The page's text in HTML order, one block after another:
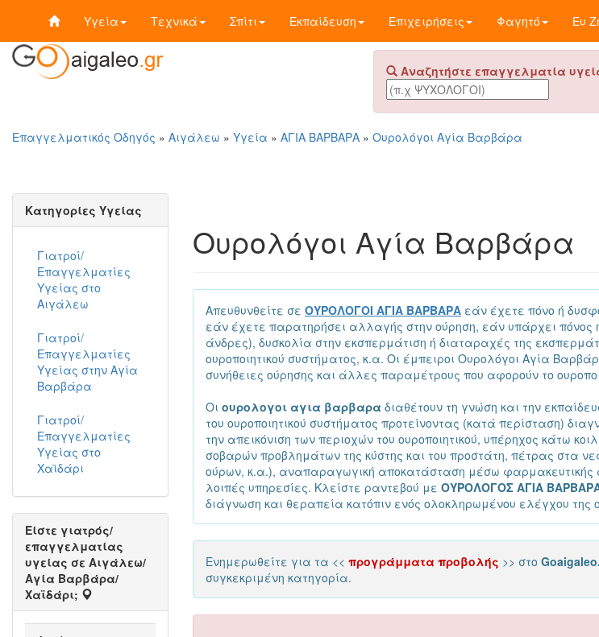
Υγεία Τεχνικά Σπίτι Εκπαίδευση Επιχειρήσεις Φαγητό Ευ
Αναζητήστε επαγγελματία
Επαγγελματικός Οδηγός » Αιγάλεω » Υγεία » ΑΓΙΑ ΒΑΡΒΑΡΑ » Ουρολόγοι Αγία Βαρβάρα
Ουρολόγοι Αγία Βαρβάρα
Απευθυνθείτε σε ΟΥΡΟΛΟΓΟΙ ΑΓΙΑ ΒΑΡΒΑΡΑ εάν έχετε πόνο ή
εάν έχετε παρατηρήσει αλλαγής στην ούρηση, εάν υπάρχει πόνος
άνδρες), δυσκολία στην εκσπερμάτιση ή διαταραχές της
ουροποιητικού συστήματος, κ.α. Οι έμπειροι Ουρολόγοι Αγία
συνήθειες ούρησης και άλλες παραμέτρους που αφορούν το
Οι ουρολογοι αγια βαρβαρα διαθέτουν τη γνώση και την
του ουροποιητικού συστήματος προτείνοντας (κατά περίσταση)
την απεικόνιση των περιοχών του ουροποιητικού, υπέρηχος κάτω
σοβαρών προβλημάτων της κύστης και του προστάτη, πέτρας στα
ούρων, κ.α.), αναπαραγωγική αποκατάσταση μέσω φαρμακευτικής
λοιπές υπηρεσίες. Κλείστε ραντεβού με ΟΥΡΟΛΟΓΟΣ ΑΓΙΑ
διάγνωση και θεραπεία κατόπιν ενός ολοκληρωμένου ελέγχου της
Ενημερωθείτε για τα << προγράμματα προβολής >> στο
συγκεκριμένη κατηγορία.
Κατηγορίες Υγείας
Γιατροί/
Επαγγελματίες
Υγείας στο
Αιγάλεω
Γιατροί/
Επαγγελματίες
Υγείας στην Αγία
Βαρβάρα
Γιατροί/
Επαγγελματίες
Υγείας στο
Χαϊδάρι
Είστε γιατρός/
επαγγελματίας
υγείας σε Αιγάλεω/
Αγία Βαρβάρα/
Χαϊδάρι;